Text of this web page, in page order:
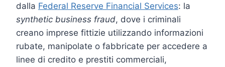
dalla Federal Reserve Financial Services: la
synthetic business fraud, dove i criminali
creano imprese fittizie utilizzando informazioni
rubate, manipolate o fabbricate per accedere a
linee di credito e prestiti commerciali,